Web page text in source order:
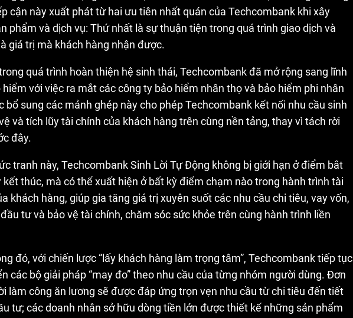
cận này xuất phát từ hai ưu tiên nhất quán của Techcombank khi xây
phẩm và dịch vụ: Thứ nhất là sự thuận tiện trong quá trình giao dịch và
giá trị mà khách hàng nhận được.
quá trình hoàn thiện hệ sinh thái, Techcombank đã mở rộng sang lĩnh
hiểm với việc ra mắt các công ty bảo hiểm nhân thọ và bảo hiểm phi nhân
bổ sung các mảnh ghép này cho phép Techcombank kết nối nhu cầu sinh
và tích lũy tài chính của khách hàng trên cùng nền tảng, thay vì tách rời
đây.
tranh này, Techcombank Sinh Lời Tự Động không bị giới hạn ở điểm bắt
kết thúc, mà có thể xuất hiện ở bất kỳ điểm chạm nào trong hành trình tài
khách hàng, giúp gia tăng giá trị xuyên suốt các nhu cầu chi tiêu, vay vốn,
tư và bảo vệ tài chính, chăm sóc sức khỏe trên cùng hành trình liền
đó, với chiến lược “lấy khách hàng làm trọng tâm”, Techcombank tiếp tục
các bộ giải pháp “may đo” theo nhu cầu của từng nhóm người dùng. Đơn
làm công ăn lương sẽ được đáp ứng trọn vẹn nhu cầu từ chi tiêu đến tiết
tư; các doanh nhân sở hữu dòng tiền lớn được thiết kế những sản phẩm